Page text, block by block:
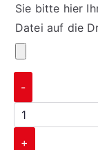
Sie bitte hier
Datei auf die
-
+